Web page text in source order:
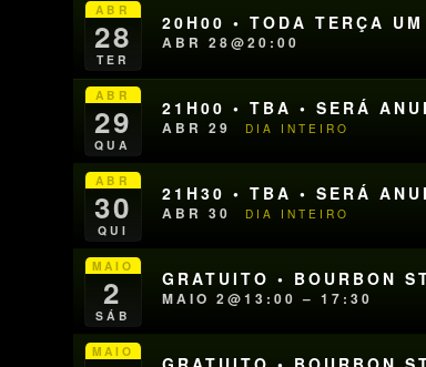
ABR
28
TER
20H00 • TODA TERÇA
ABR 28@20:00
ABR
29
QUA
21H00 • TBA • SERÁ
ABR 29 DIA INTEIRO
ABR
30
QUI
21H30 • TBA • SERÁ
ABR 30 DIA INTEIRO
MAIO
2
SÁB
GRATUITO • BOURBON
MAIO 2@13:00 – 17:30
MAIO